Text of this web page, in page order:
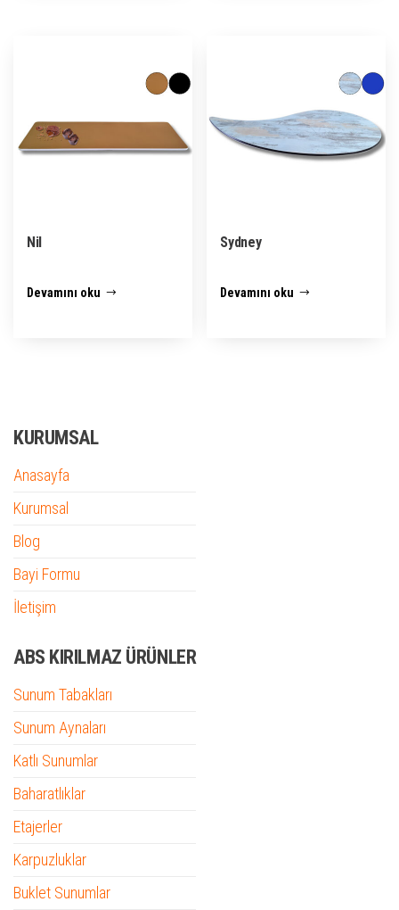
Nil
Devamını oku
Sydney
Devamını oku
KURUMSAL
Anasayfa
Kurumsal
Blog
Bayi Formu
İletişim
ABS KIRILMAZ ÜRÜNLER
Sunum Tabakları
Sunum Aynaları
Katlı Sunumlar
Baharatlıklar
Etajerler
Karpuzluklar
Buklet Sunumlar